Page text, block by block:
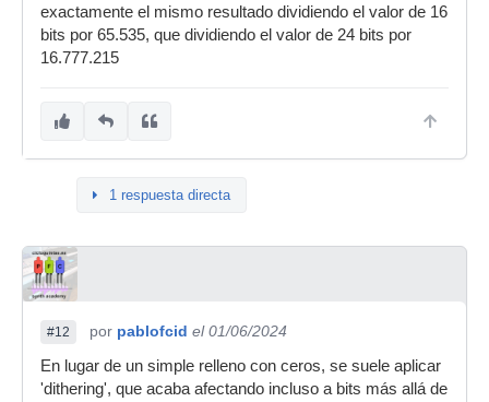
exactamente el mismo resultado dividiendo el valor de 16
bits por 65.535, que dividiendo el valor de 24 bits por
16.777.215
1 respuesta directa
#12 por pablofcid el 01/06/2024
En lugar de un simple relleno con ceros, se suele aplicar
'dithering', que acaba afectando incluso a bits más allá de